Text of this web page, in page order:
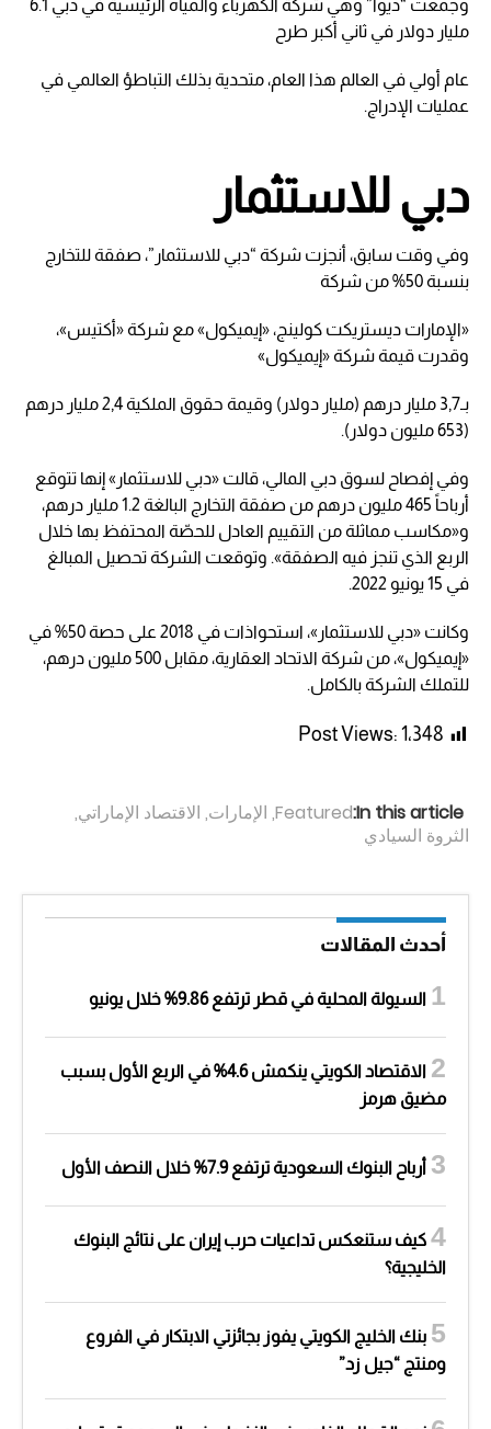
وجمعت “ديوا” وهي شركة الكهرباء والمياه الرئيسية في دبي 6.1
مليار دولار في ثاني أكبر طرح
عام أولي في العالم هذا العام، متحدية بذلك التباطؤ العالمي في
عمليات الإدراج.
دبي للاستثمار
وفي وقت سابق، أنجزت شركة “دبي للاستثمار”، صفقة للتخارج
بنسبة 50% من شركة
«الإمارات ديستريكت كولينج، «إيميكول» مع شركة «أكتيس»،
وقدرت قيمة شركة «إيميكول»
بـ3,7 مليار درهم (مليار دولار) وقيمة حقوق الملكية 2,4 مليار درهم
(653 مليون دولار).
وفي إفصاح لسوق دبي المالي، قالت «دبي للاستثمار» إنها تتوقع
أرباحاً 465 مليون درهم من صفقة التخارج البالغة 1.2 مليار درهم،
و«مكاسب مماثلة من التقييم العادل للحصّة المحتفظ بها خلال
الربع الذي تنجز فيه الصفقة». وتوقعت الشركة تحصيل المبالغ
في 15 يونيو 2022.
وكانت «دبي للاستثمار»، استحواذات في 2018 على حصة 50% في
«إيميكول»، من شركة الاتحاد العقارية، مقابل 500 مليون درهم،
للتملك الشركة بالكامل.
Post Views: 1٬348
In this article:
Featured
, الإمارات, الاقتصاد الإماراتي,
الثروة السيادي
أحدث المقالات
السيولة المحلية في قطر ترتفع 9.86% خلال يونيو
الاقتصاد الكويتي ينكمش 4.6% في الربع الأول بسبب
مضيق هرمز
أرباح البنوك السعودية ترتفع 7.9% خلال النصف الأول
كيف ستنعكس تداعيات حرب إيران على نتائج البنوك
الخليجية؟
بنك الخليج الكويتي يفوز بجائزتي الابتكار في الفروع
ومنتج “جيل زد”